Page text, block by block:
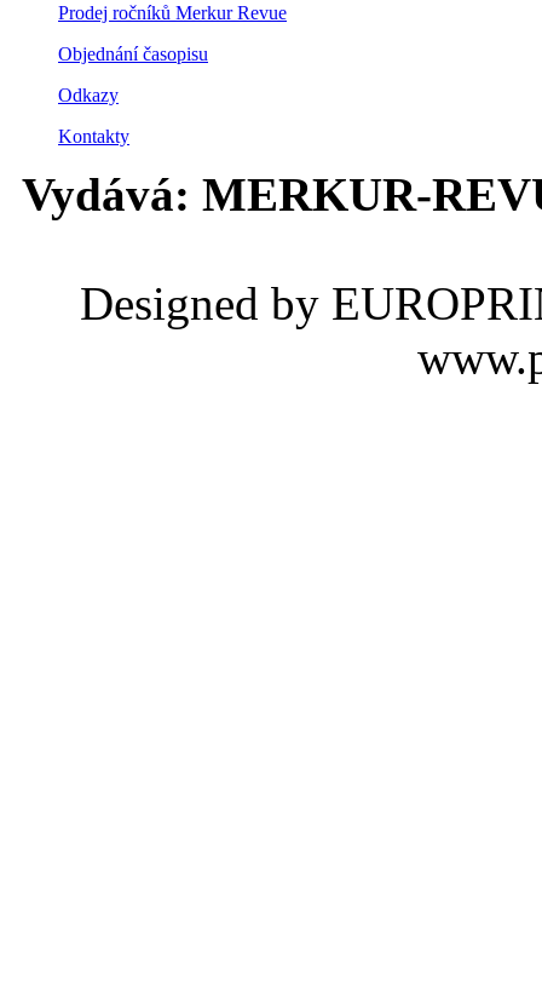
Prodej ročníků Merkur Revue
Objednání časopisu
Odkazy
Kontakty
Vydává: MERKUR-
Designed by